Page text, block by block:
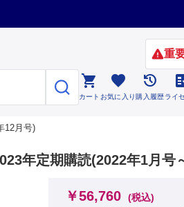
重

カート

お気に入り

購入履歴ライ
12月号)
年定期購読(2022年1月号
￥56,760 (税込)